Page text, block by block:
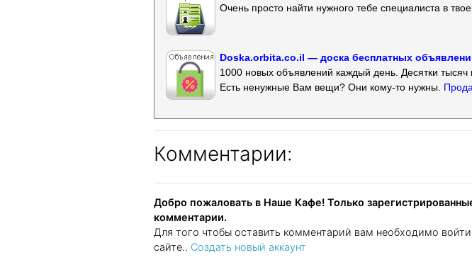
Очень просто найти нужного тебе специалиста в
Doska.orbita.co.il — доска бесплатных
1000 новых объявлений каждый день. Десятки тысяч
Есть ненужные Вам вещи? Они кому-то нужны.
Комментарии:
Добро пожаловать в Наше Кафе! Только
комментарии.
Для того чтобы оставить комментарий вам необходимо войти
сайте.. Создать новый аккаунт